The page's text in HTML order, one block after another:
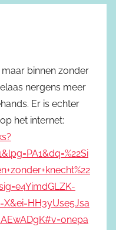
maar binnen zonder
nergens meer
Er is echter
het internet: